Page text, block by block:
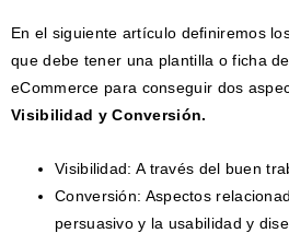
En el siguiente artículo definiremos
que debe tener una plantilla o ficha
eCommerce para conseguir dos
Visibilidad y Conversión.
Visibilidad: A través del buen
Conversión: Aspectos
persuasivo y la usabilidad y